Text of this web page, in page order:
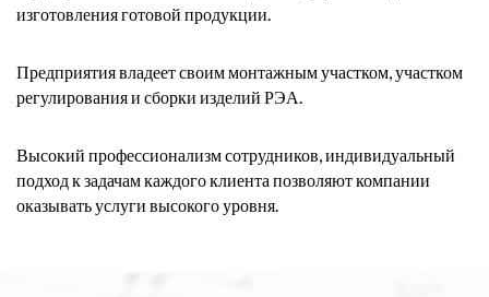
изготовления готовой продукции.
Предприятия владеет своим монтажным участком, участком
регулирования и сборки изделий РЭА.
Высокий профессионализм сотрудников, индивидуальный
подход к задачам каждого клиента позволяют компании
оказывать услуги высокого уровня.